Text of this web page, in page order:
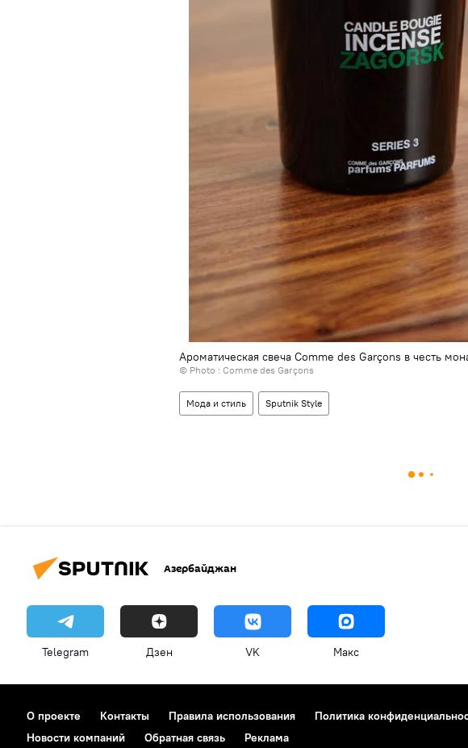
Ароматическая свеча Comme des Garçons в честь
© Photo : Comme des Garçons
Мода и стиль Sputnik Style
Азербайджан
Telegram Дзен VK Макс
О проекте Контакты Правила использования Политика
Новости компаний
Обратная связь Реклама